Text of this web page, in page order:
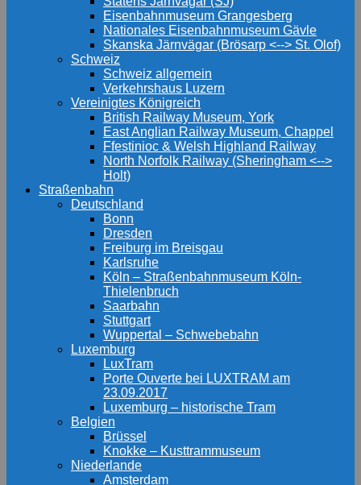
Eisenbahnmuseum Grangesberg
Nationales Eisenbahnmuseum Gävle
Skanska Järnvägar (Brösarp <--> St. Olof)
Schweiz
Schweiz allgemein
Verkehrshaus Luzern
Vereinigtes Königreich
British Railway Museum, York
East Anglian Railway Museum, Chappel
Ffestinioc & Welsh Highland Railway
North Norfolk Railway (Sheringham <-->
Holt)
Straßenbahn
Deutschland
Bonn
Dresden
Freiburg im Breisgau
Karlsruhe
Köln – Straßenbahnmuseum Köln-
Thielenbruch
Saarbahn
Stuttgart
Wuppertal – Schwebebahn
Luxemburg
LuxTram
Porte Ouverte bei LUXTRAM am
23.09.2017
Luxemburg – historische Tram
Belgien
Brüssel
Knokke – Kusttrammuseum
Niederlande
Amsterdam